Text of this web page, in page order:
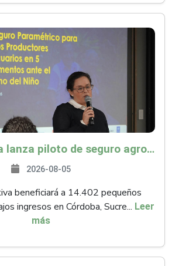
Minagricultura lanza piloto de seguro agropecuario por $9.625 millones para proteger a más de 14.000 pequeños productores contra riesgos del Fenómeno de El Niño
2026-08-05
beneficiará a 14.402 pequeños
ingresos en Córdoba, Sucre... Leer
más